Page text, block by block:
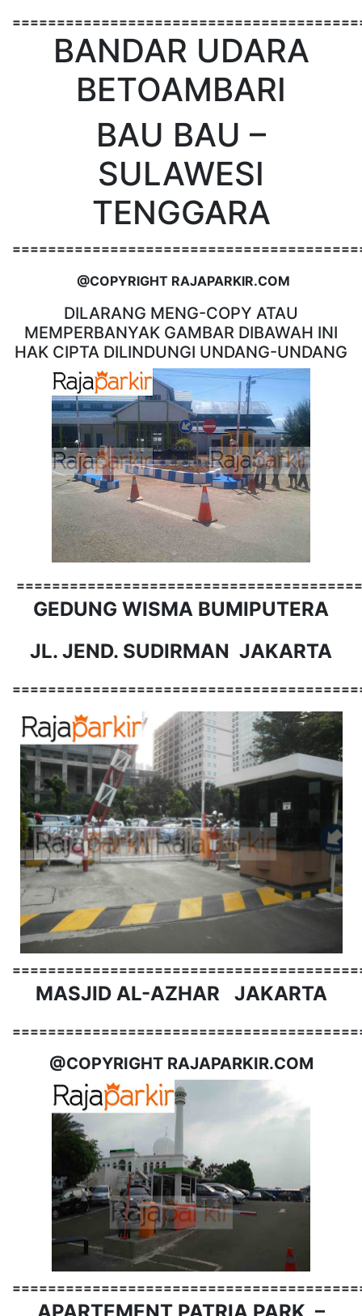
BANDAR UDARA
BETOAMBARI
BAU BAU –
SULAWESI
TENGGARA
@COPYRIGHT RAJAPARKIR.COM
DILARANG MENG-COPY ATAU
MEMPERBANYAK GAMBAR DIBAWAH INI
HAK CIPTA DILINDUNGI UNDANG-UNDANG
GEDUNG WISMA BUMIPUTERA
JL. JEND. SUDIRMAN JAKARTA
MASJID AL-AZHAR JAKARTA
@COPYRIGHT RAJAPARKIR.COM